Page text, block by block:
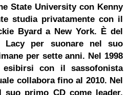
State University con Kenny
studia privatamente con il
Byard a New York. È del
Lacy per suonare nel suo
per sette anni. Nel 1998
con il sassofonista
collabora fino al 2010. Nel
suo primo CD come leader,